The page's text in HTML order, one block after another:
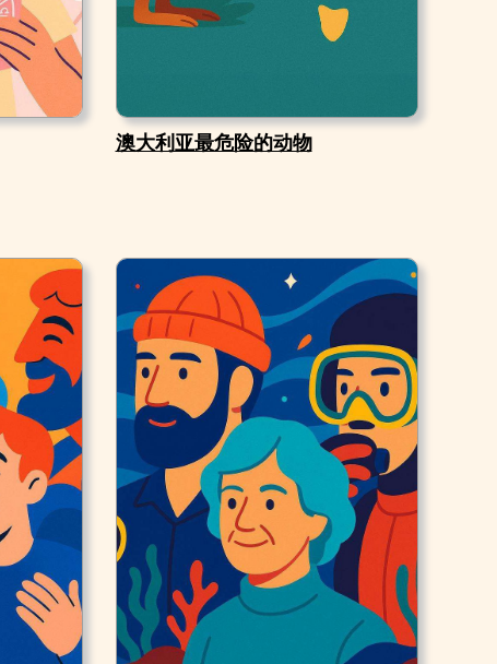
澳大利亚最危险的动物